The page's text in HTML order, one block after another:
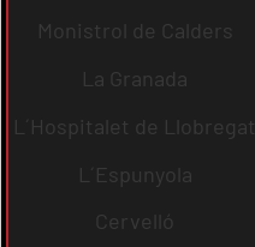
Monistrol de Calders
La Granada
L´Hospitalet de Llobregat
L´Espunyola
Cervelló